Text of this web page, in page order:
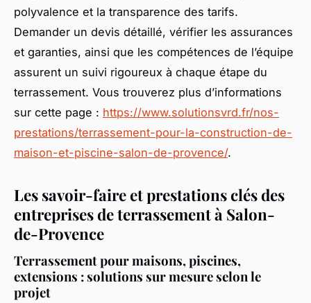
polyvalence et la transparence des tarifs.
Demander un devis détaillé, vérifier les assurances
et garanties, ainsi que les compétences de l’équipe
assurent un suivi rigoureux à chaque étape du
terrassement. Vous trouverez plus d’informations
sur cette page : https://www.solutionsvrd.fr/nos-
prestations/terrassement-pour-la-construction-de-
maison-et-piscine-salon-de-provence/.
Les savoir-faire et prestations clés des
entreprises de terrassement à Salon-
de-Provence
Terrassement pour maisons, piscines,
extensions : solutions sur mesure selon le
projet